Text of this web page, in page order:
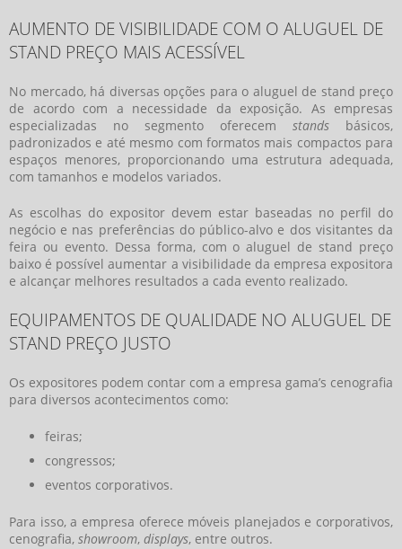
AUMENTO DE VISIBILIDADE COM O ALUGUEL DE
STAND PREÇO MAIS ACESSÍVEL
No mercado, há diversas opções para o aluguel de stand preço
de acordo com a necessidade da exposição. As empresas
especializadas no segmento oferecem stands básicos,
padronizados e até mesmo com formatos mais compactos para
espaços menores, proporcionando uma estrutura adequada,
com tamanhos e modelos variados.
As escolhas do expositor devem estar baseadas no perfil do
negócio e nas preferências do público-alvo e dos visitantes da
feira ou evento. Dessa forma, com oaluguel de stand preço
baixo é possível aumentar a visibilidade da empresa expositora
e alcançar melhores resultados a cada evento realizado.
EQUIPAMENTOS DE QUALIDADE NO ALUGUEL DE
STAND PREÇO JUSTO
Os expositores podem contar com a empresa gama’s cenografia
para diversos acontecimentos como:
feiras;
congressos;
eventos corporativos.
Para isso, a empresa oferece móveis planejados e corporativos,
cenografia, showroom, displays, entre outros.